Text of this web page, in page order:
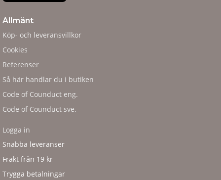
Allmänt
Köp- och leveransvillkor
Cookies
Referenser
Så här handlar du i butiken
Code of Counduct eng.
Code of Counduct sve.
Logga in
Snabba leveranser
Frakt från 19 kr
Trygga betalningar